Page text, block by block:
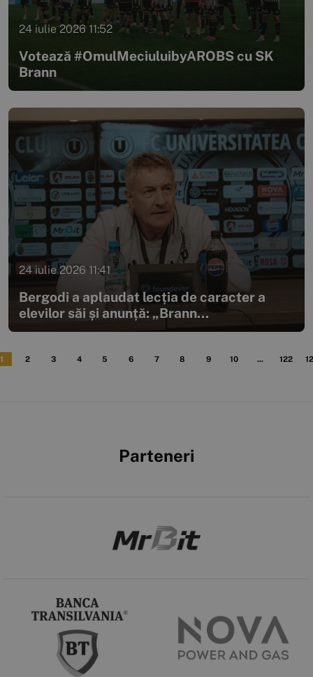
24 iulie 2026 11:52
Votează #OmulMeciuluibyAROBS cu SK
Brann
24 iulie 2026 11:41
Bergodi a aplaudat lecția de caracter a
elevilor săi și anunță: „Brann...
1 2 3 4 5 6 7 8 9 10 ... 122
Parteneri